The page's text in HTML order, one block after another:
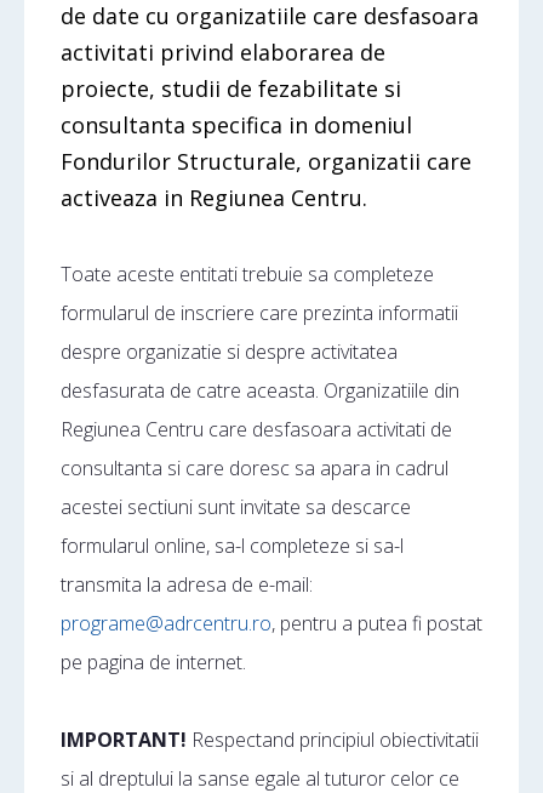
de date cu organizatiile care desfasoara
activitati privind elaborarea de
proiecte, studii de fezabilitate si
consultanta specifica in domeniul
Fondurilor Structurale, organizatii care
activeaza in Regiunea Centru.
Toate aceste entitati trebuie sa completeze
formularul de inscriere care prezinta informatii
despre organizatie si despre activitatea
desfasurata de catre aceasta. Organizatiile din
Regiunea Centru care desfasoara activitati de
consultanta si care doresc sa apara in cadrul
acestei sectiuni sunt invitate sa descarce
formularul online, sa-l completeze si sa-l
transmita la adresa de e-mail:
programe@adrcentru.ro, pentru a putea fi postat
pe pagina de internet.
IMPORTANT! Respectand principiul obiectivitatii
si al dreptului la sanse egale al tuturor celor ce